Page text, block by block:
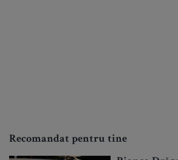
Recomandat pentru tine